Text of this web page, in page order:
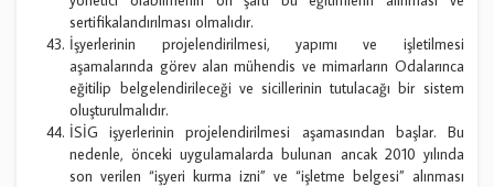
sertifikalandırılması olmalıdır.
İşyerlerinin projelendirilmesi, yapımı ve işletilmesi
aşamalarında görev alan mühendis ve mimarların Odalarınca
eğitilip belgelendirileceği ve sicillerinin tutulacağı bir sistem
oluşturulmalıdır.
İSİG işyerlerinin projelendirilmesi aşamasından başlar. Bu
nedenle, önceki uygulamalarda bulunan ancak 2010 yılında
son verilen “işyeri kurma izni” ve “işletme belgesi” alınması